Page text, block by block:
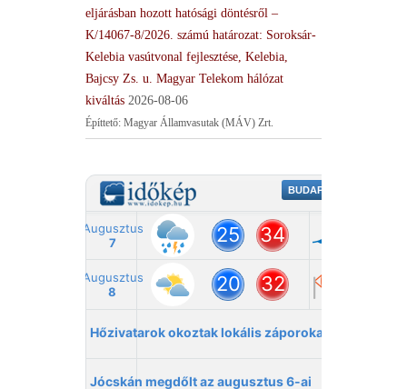
eljárásban hozott hatósági döntésről –
K/14067-8/2026. számú határozat: Soroksár-
Kelebia vasútvonal fejlesztése, Kelebia,
Bajcsy Zs. u. Magyar Telekom hálózat
kiváltás 2026-08-06
Építtető: Magyar Államvasutak (MÁV) Zrt.